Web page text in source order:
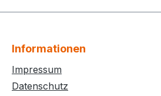
Informationen
Impressum
Datenschutz